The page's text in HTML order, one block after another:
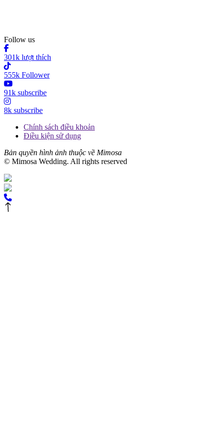
Follow us
301k lượt thích
555k Follower
91k subscribe
8k subscribe
Chính sách điều khoản
Điều kiện sử dụng
Bản quyền hình ảnh thuộc về Mimosa
© Mimosa Wedding. All rights reserved